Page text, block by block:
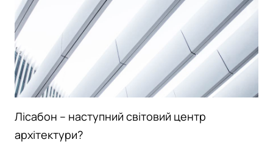
Лісабон – наступний світовий центр
архітектури?